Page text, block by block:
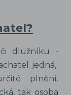
dlužníku -
jedná,
plnění.
tak osoba